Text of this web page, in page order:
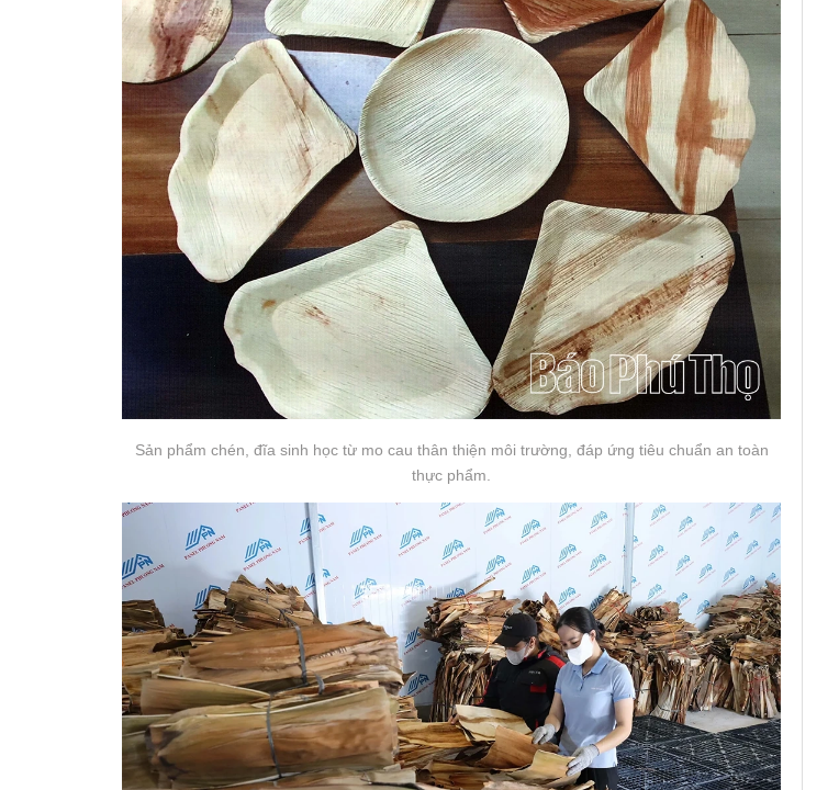
Sản phẩm chén, đĩa sinh học từ mo cau thân thiện môi trường, đáp ứng tiêu chuẩn an toàn
thực phẩm.